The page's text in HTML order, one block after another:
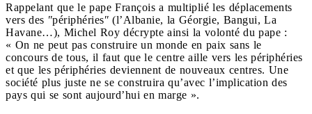
Rappelant que le pape François a multiplié les déplacements
vers des ʺpériphériesʺ (l’Albanie, la Géorgie, Bangui, La
Havane…), Michel Roy décrypte ainsi la volonté du pape :
« On ne peut pas construire un monde en paix sans le
concours de tous, il faut que le centre aille vers les périphéries
et que les périphéries deviennent de nouveaux centres. Une
société plus juste ne se construira qu’avec l’implication des
pays qui se sont aujourd’hui en marge ».